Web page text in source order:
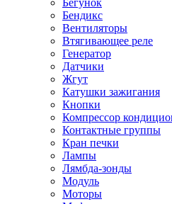
Бегунок
Бендикс
Вентиляторы
Втягивающее реле
Генератор
Датчики
Жгут
Катушки зажигания
Кнопки
Компрессор
Контактные группы
Кран печки
Лампы
Лямбда-зонды
Модуль
Моторы